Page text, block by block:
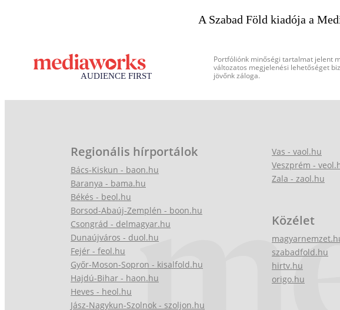
A Szabad Föld kiadója a
Portfóliónk minőségi tartalmat jelent
változatos megjelenési lehetőséget
jövőnk záloga.
Regionális hírportálok
Bács-Kiskun - baon.hu
Baranya - bama.hu
Békés - beol.hu
Borsod-Abaúj-Zemplén - boon.hu
Csongrád - delmagyar.hu
Dunaújváros - duol.hu
Fejér - feol.hu
Győr-Moson-Sopron - kisalfold.hu
Hajdú-Bihar - haon.hu
Heves - heol.hu
Jász-Nagykun-Szolnok - szoljon.hu
Vas - vaol.hu
Veszprém -
Zala - zaol.hu
Közélet
szabadfold.hu
hirtv.hu
origo.hu